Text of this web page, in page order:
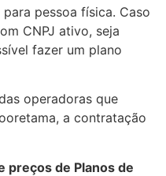
pessoa física. Caso
CNPJ ativo, seja
fazer um plano
operadoras que
a contratação
preços de Planos de